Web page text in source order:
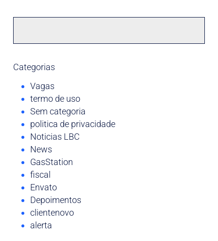
Categorias
Vagas
termo de uso
Sem categoria
politica de privacidade
Noticias LBC
News
GasStation
fiscal
Envato
Depoimentos
clientenovo
alerta